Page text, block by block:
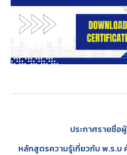
ประกาศรายชื่อ
หลักสูตรความรู้เกี่ยวกับ พ.ร.